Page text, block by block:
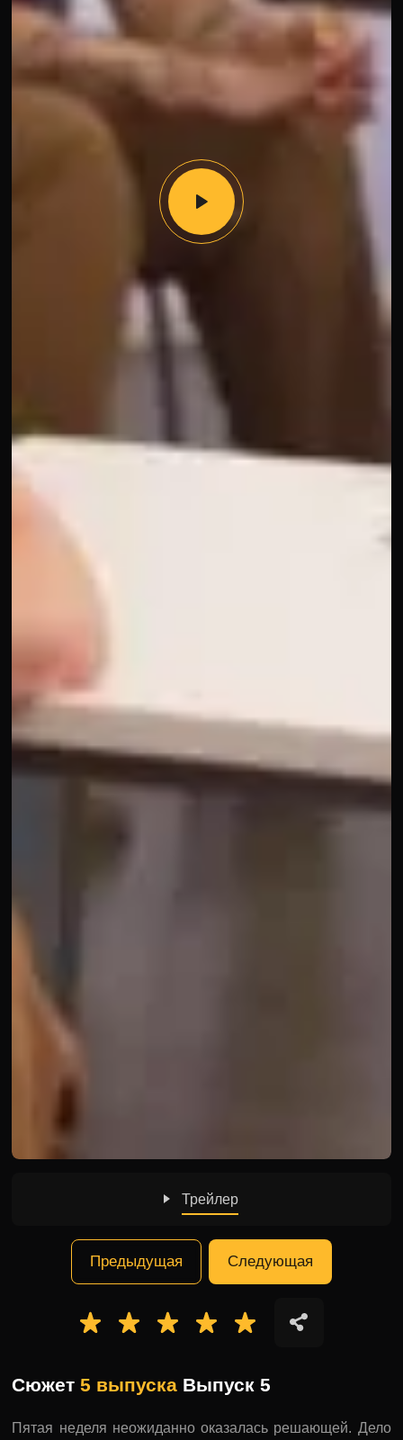
Трейлер
Предыдущая Следующая
Сюжет5 выпуска Выпуск 5
Пятая неделя неожиданно оказалась решающей. Дело